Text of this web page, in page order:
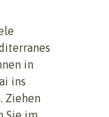
in
ins
Ziehen